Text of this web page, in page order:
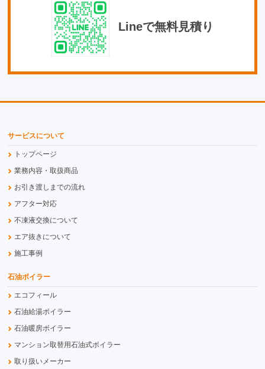
Lineで無料見積り
サービスについて
トップページ
業務内容・取扱商品
お引き渡しまでの流れ
アフター対応
不凍液交換について
エア抜きについて
施工事例
石油ボイラー
エコフィール
石油給湯ボイラー
石油暖房ボイラー
マンション取替用石油式ボイラー
取り扱いメーカー